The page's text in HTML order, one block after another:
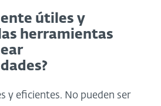
útiles y
herramientas
y eficientes. No pueden ser